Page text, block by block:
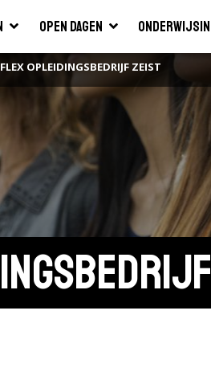
Open dagen
OPLEIDINGSBEDRIJF ZEIST